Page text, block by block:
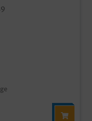
im KartonIdeal
und
Designs
und stapelbar